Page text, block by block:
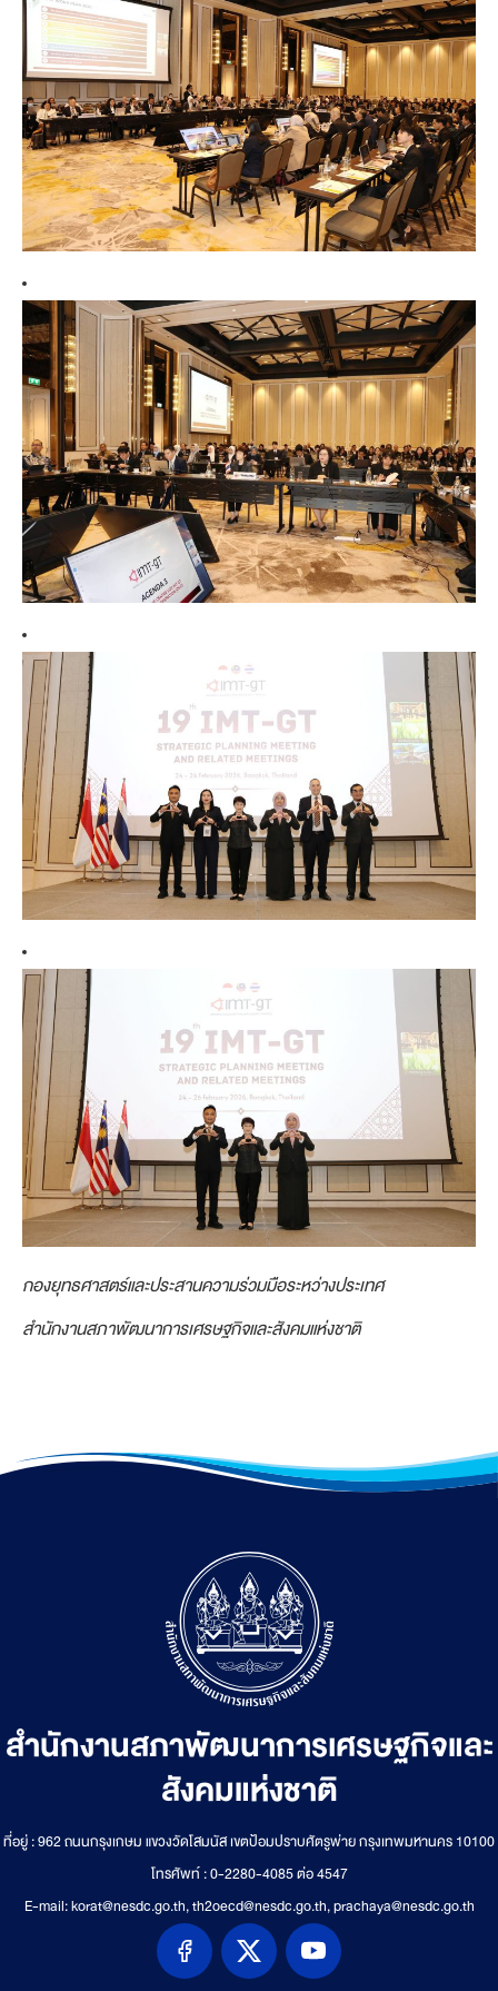
กองยุทธศาสตร์และประสานความร่วมมือระหว่างประเทศ
สำนักงานสภาพัฒนาการเศรษฐกิจและสังคมแห่งชาติ
สำนักงานสภาพัฒนาการเศรษฐกิจและ
สังคมแห่งชาติ
ที่อยู่ : 962 ถนนกรุงเกษม แขวงวัดโสมนัส เขตป้อมปราบศัตรูพ่าย กรุงเทพมหานคร 10100
โทรศัพท์ : 0-2280-4085 ต่อ 4547
E-mail: korat@nesdc.go.th, th2oecd@nesdc.go.th, prachaya@nesdc.go.th